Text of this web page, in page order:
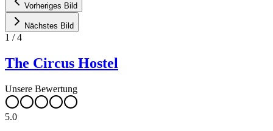
Vorheriges Bild
Nächstes Bild
1 /4
The Circus Hostel
Unsere Bewertung
5.0